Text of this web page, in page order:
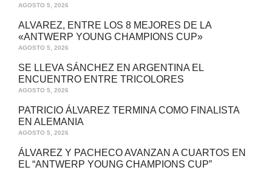
AGOSTO 5, 2026
ALVAREZ, ENTRE LOS 8 MEJORES DE LA
«ANTWERP YOUNG CHAMPIONS CUP»
AGOSTO 5, 2026
SE LLEVA SÁNCHEZ EN ARGENTINA EL
ENCUENTRO ENTRE TRICOLORES
AGOSTO 5, 2026
PATRICIO ÁLVAREZ TERMINA COMO FINALISTA
EN ALEMANIA
AGOSTO 5, 2026
ÁLVAREZ Y PACHECO AVANZAN A CUARTOS EN
EL “ANTWERP YOUNG CHAMPIONS CUP”